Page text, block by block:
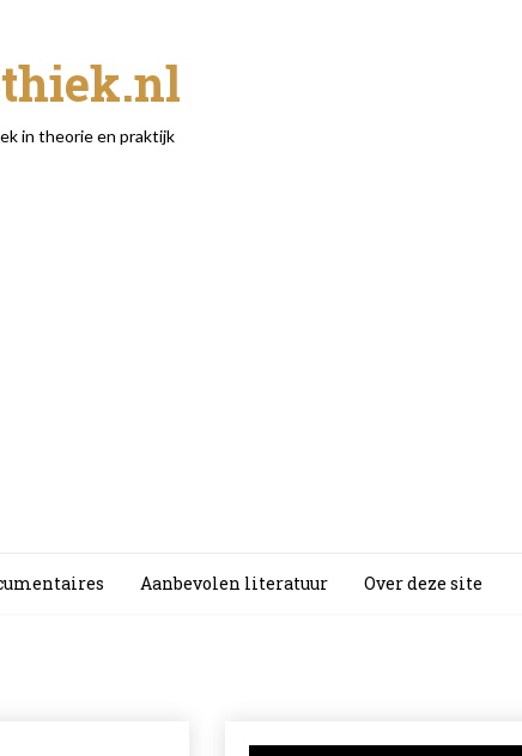
in theorie en praktijk
Aanbevolen literatuur Over deze site